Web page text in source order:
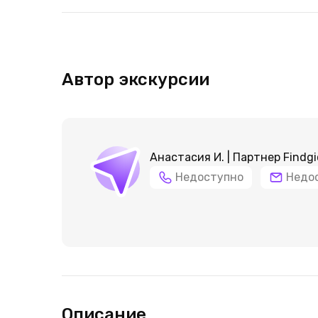
Автор экскурсии
Анастасия И. | Партнер
Недоступно